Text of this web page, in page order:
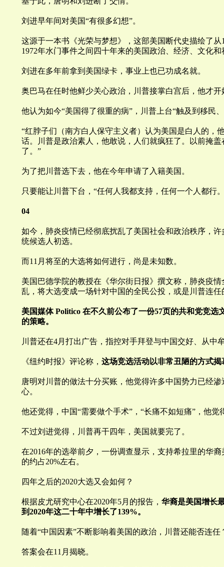
刘进早年间对美国“有很多幻想”。
这源于一本书《光荣与梦想》，这部美国断代史描绘了从
1972年水门事件之间四十年来的美国政治、经济、文化
刘进在多年前拿到美国绿卡，事业上也已功成名就。
奥巴马在任时他鲜少关心政治， 川 普接掌白宫后，他才开
他认为如今“美国得了很重的病”， 川 普上台“触及到移民
“红脖子们（南方白人保守主义者）认为美国是白人的，
话。
川 普是政治素人，他敢说，人们就疯狂了。以前掩
了。”
为了把川 普选下去，他在今年申请了入籍美国。
只要能让 川 普下台，“任何人我都支持，任何一个人都行
04
如今，肺炎疫情已经彻底扰乱了美国社会和政治秩序，
统候选人初选。
而11月将至的大选将如何进行，尚是未知数。
美国巴德学院的教授在《华尔街日报》撰文称，肺炎疫
乱，将大选变成一场针对中国的全民公投，或是 川 普连任
美国媒体 Politico 在不久前公布了一份57页的共和党竞选
的策略。
川 普还在4月打出广告，指控对手拜登与中国交好、从中
《纽约时报》评论称， 这场竞选活动以非常丑陋的方式揭
唐明对川 普的做法十分买账，他觉得许多中国势力已经
心。
他还觉得，中国“需要做个手术”，“长痛不如短痛”，他觉
不过刘进觉得， 川 普再干四年，美国就要完了。
在2016年的选举前夕，一份调查显示，支持希拉里的华
的约占20%左右。
四年之后的2020大选又会如何？
根据皮尤研究中心在2020年5月的报告， 华裔是美国增长
到2020年这二十年中增长了139%。
随着“中国因素”不断影响着美国的政治， 川 普还能否连任
答案会在11月揭晓。